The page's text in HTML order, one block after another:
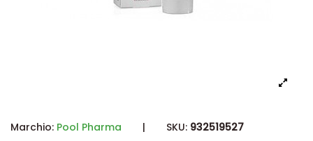
Marchio: Pool Pharma | SKU: 932519527